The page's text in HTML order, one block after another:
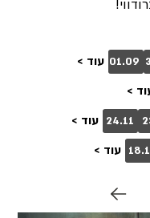
01.09 עוד >
>
24.11 עוד >
עוד >